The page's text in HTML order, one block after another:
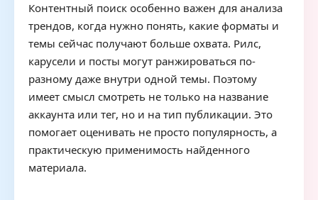
Контентный поиск особенно важен для анализа
трендов, когда нужно понять, какие форматы и
темы сейчас получают больше охвата. Рилс,
карусели и посты могут ранжироваться по-
разному даже внутри одной темы. Поэтому
имеет смысл смотреть не только на название
аккаунта или тег, но и на тип публикации. Это
помогает оценивать не просто популярность, а
практическую применимость найденного
материала.